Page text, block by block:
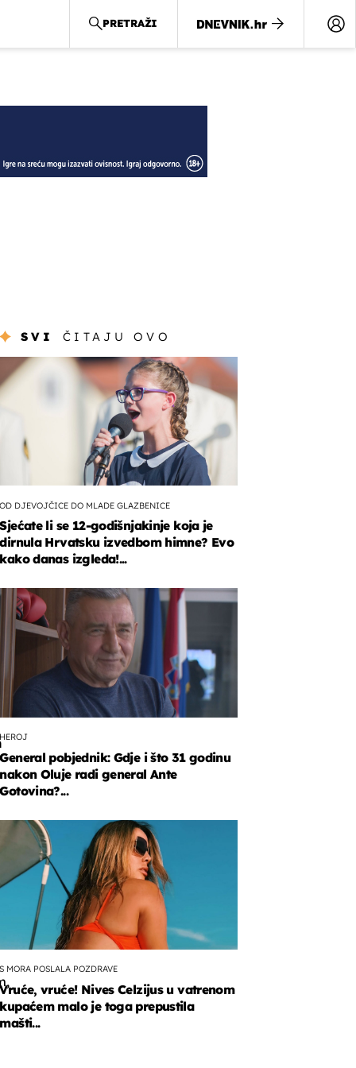
PRETRAŽI
SVI ČITAJU OVO
OD DJEVOJČICE DO MLADE GLAZBENICE
Sjećate li se 12-godišnjakinje koja je
dirnula Hrvatsku izvedbom himne? Evo
kako danas izgleda!...
HEROJ
General pobjednik: Gdje i što 31 godinu
nakon Oluje radi general Ante
Gotovina?...
S MORA POSLALA POZDRAVE
Vruće, vruće! Nives Celzijus u vatrenom
kupaćem malo je toga prepustila
mašti...